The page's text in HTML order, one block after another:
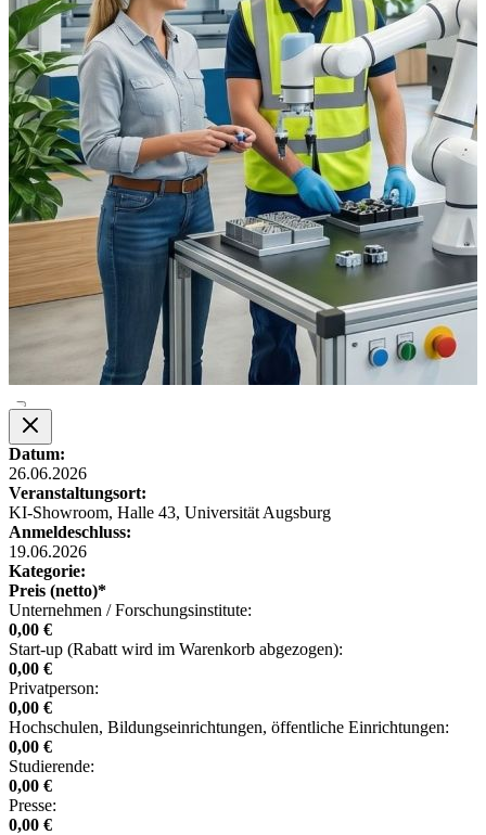
Datum:
26.06.2026
Veranstaltungsort:
KI-Showroom, Halle 43, Universität Augsburg
Anmeldeschluss:
19.06.2026
Kategorie:
Preis (netto)*
Unternehmen / Forschungsinstitute:
0,00 €
Start-up (Rabatt wird im Warenkorb abgezogen):
0,00 €
Privatperson:
0,00 €
Hochschulen, Bildungseinrichtungen, öffentliche Einrichtungen:
0,00 €
Studierende:
0,00 €
Presse:
0,00 €